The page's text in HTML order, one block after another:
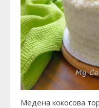
Медена кокосова